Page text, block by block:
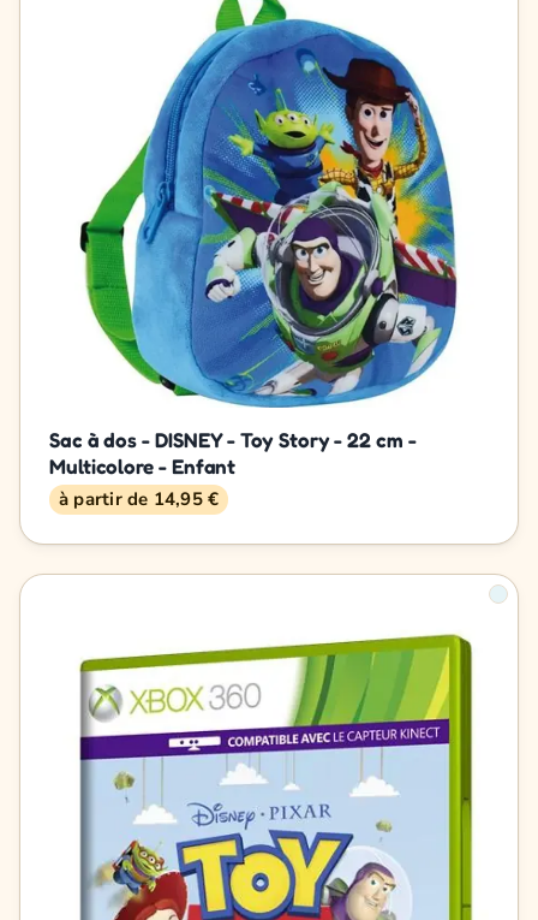
Sac à dos - DISNEY - Toy Story - 22 cm -
Multicolore - Enfant
à partir de 14,95 €